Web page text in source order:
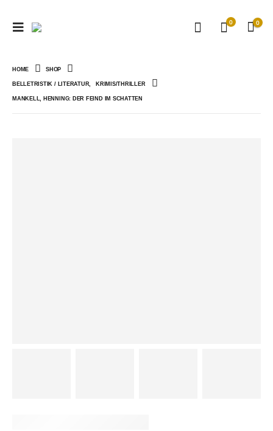
0 0
HOME SHOP
BELLETRISTIK / LITERATUR, KRIMIS/THRILLER
MANKELL, HENNING: DER FEIND IM SCHATTEN